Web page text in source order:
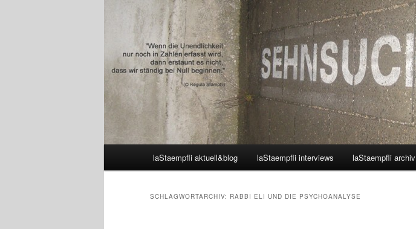
laStaempfli aktuell&blog laStaempfli interviews laStaempfli archiv
SCHLAGWORTARCHIV: RABBI ELI UND DIE PSYCHOANALYSE